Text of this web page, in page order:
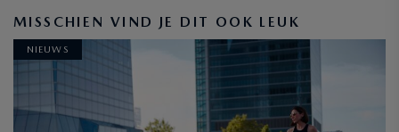
MISSCHIEN VIND JE DIT OOK LEUK
NIEUWS